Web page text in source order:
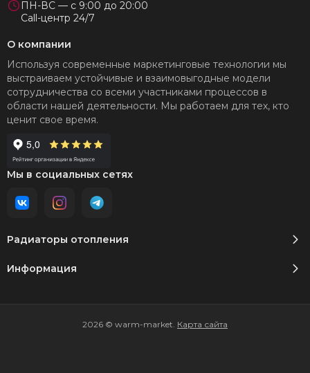
ПН-ВС — с 9:00 до 20:00
Call-центр 24/7
Радиаторы отопления
Информация
О компании
Используя современные маркетинговые технологии мы
выстраиваем устойчивые и взаимовыгодные модели
сотрудничества со всеми участниками процессов в
области нашей деятельности. Мы работаем для тех, кто
ценит свое время.
Мы в социальных сетях
2026 © warm-market. Карта сайта